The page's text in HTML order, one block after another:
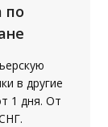
по
в другие
1 дня. От